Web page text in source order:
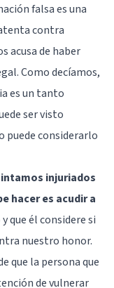
falsa es una
contra
acusa de haber
Como decíamos,
es un tanto
ser visto
considerarlo
injuriados
hacer es acudir a
y que él considere si
nuestro honor.
que la persona que
de vulnerar